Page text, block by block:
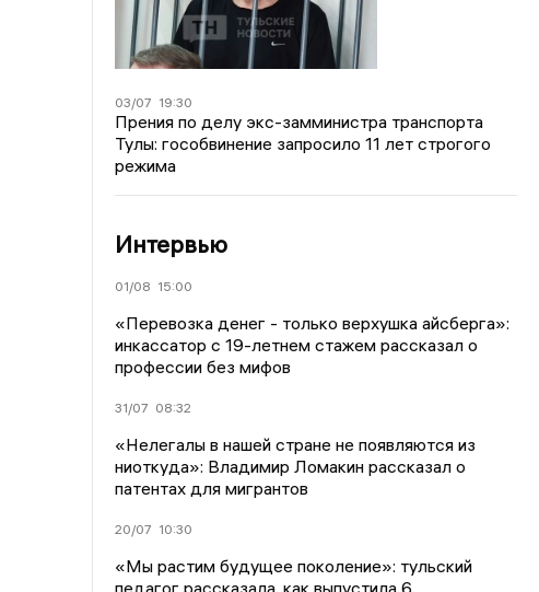
03/07 19:30
Прения по делу экс-замминистра транспорта
Тулы: гособвинение запросило 11 лет строгого
режима
Интервью
01/08 15:00
«Перевозка денег - только верхушка айсберга»:
инкассатор с 19-летнем стажем рассказал о
профессии без мифов
31/07 08:32
«Нелегалы в нашей стране не появляются из
ниоткуда»: Владимир Ломакин рассказал о
патентах для мигрантов
20/07 10:30
«Мы растим будущее поколение»: тульский
педагог рассказала, как выпустила 6